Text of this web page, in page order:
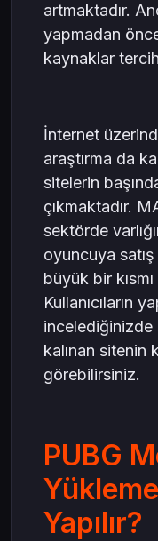
artmaktadır.
yapmadan
kaynaklar
İnternet
araştırma da
sitelerin
çıkmaktadır.
sektörde
oyuncuya satış
büyük bir
Kullanıcıların
incelediğinizde
kalınan sitenin
görebilirsiniz.
PUBG
Yapılır?